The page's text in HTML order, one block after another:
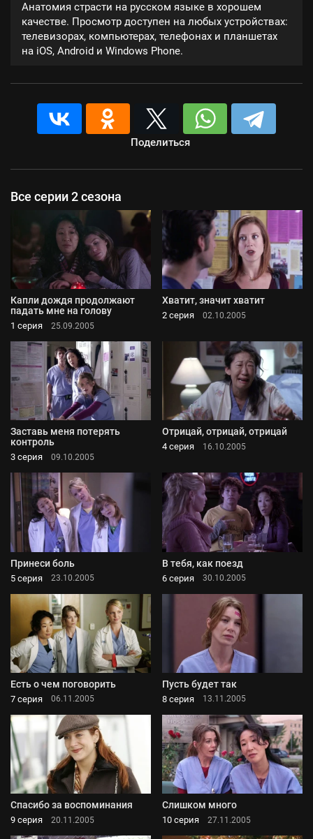
Анатомия страсти на русском языке в хорошем
качестве. Просмотр доступен на любых устройствах:
телевизорах, компьютерах, телефонах и планшетах
на iOS, Android и Windows Phone.
Поделиться
Все серии 2 сезона
Капли дождя продолжают
падать мне на голову
1 серия 25.09.2005
Хватит, значит хватит
2 серия 02.10.2005
Заставь меня потерять
контроль
3 серия 09.10.2005
Отрицай, отрицай, отрицай
4 серия 16.10.2005
Принеси боль
5 серия 23.10.2005
В тебя, как поезд
6 серия 30.10.2005
Есть о чем поговорить
7 серия 06.11.2005
Пусть будет так
8 серия 13.11.2005
Спасибо за воспоминания
9 серия 20.11.2005
Слишком много
10 серия 27.11.2005